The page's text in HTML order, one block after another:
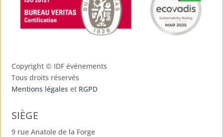
Copyright © IDF événements
Tous droits réservés
Mentions légales et RGPD
SIÈGE
9 rue Anatole de la Forge